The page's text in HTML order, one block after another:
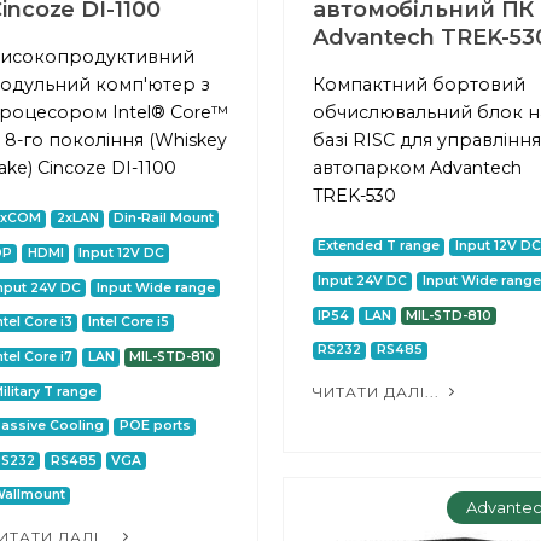
DI-1100
комп'ютер з
Intel® Core™
8-го покоління (Whiskey
Cincoze DI-1100
2xLAN Din-Rail Mount
HDMI Input 12V DC
24V DC Input Wide range
Core i3 Intel Core i5
Core i7 LAN MIL-STD-810
T range
Cooling POE ports
RS485 VGA
ДАЛІ...
автомобільний ПК
Advantech TREK-
Компактний бортовий
обчислювальний блок
базі RISC для управління
автопарком Advantech
TREK-530
Extended T range Input 12V DC
Input 24V DC Input Wide range
IP54 LAN MIL-STD-810
RS232 RS485
ЧИТАТИ ДАЛІ...